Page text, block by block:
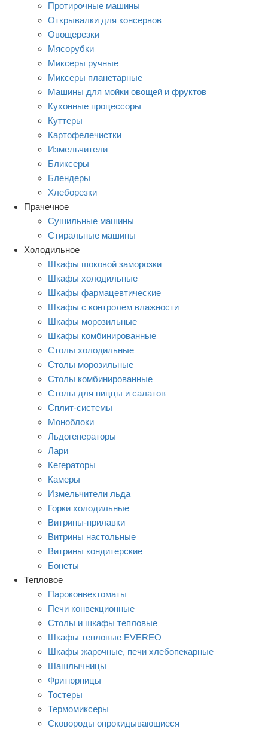
Протирочные машины
Открывалки для консервов
Овощерезки
Мясорубки
Миксеры ручные
Миксеры планетарные
Машины для мойки овощей и фруктов
Кухонные процессоры
Куттеры
Картофелечистки
Измельчители
Бликсеры
Блендеры
Хлеборезки
Прачечное
Сушильные машины
Стиральные машины
Холодильное
Шкафы шоковой заморозки
Шкафы холодильные
Шкафы фармацевтические
Шкафы с контролем влажности
Шкафы морозильные
Шкафы комбинированные
Столы холодильные
Столы морозильные
Столы комбинированные
Столы для пиццы и салатов
Сплит-системы
Моноблоки
Льдогенераторы
Лари
Кегераторы
Камеры
Измельчители льда
Горки холодильные
Витрины-прилавки
Витрины настольные
Витрины кондитерские
Бонеты
Тепловое
Пароконвектоматы
Печи конвекционные
Столы и шкафы тепловые
Шкафы тепловые EVEREO
Шкафы жарочные, печи хлебопекарные
Шашлычницы
Фритюрницы
Тостеры
Термомиксеры
Сковороды опрокидывающиеся